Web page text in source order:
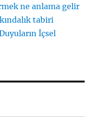
ne anlama gelir
tabiri
İçsel